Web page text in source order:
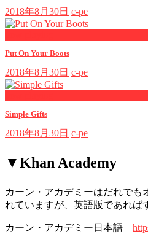
2018年8月30日 c-pe
Put On Your Boots
2018年8月30日 c-pe
Simple Gifts
2018年8月30日 c-pe
▼Khan Academy
カーン・アカデミーはだれで
れていますが、英語版であれば
カーン・アカデミー日本語